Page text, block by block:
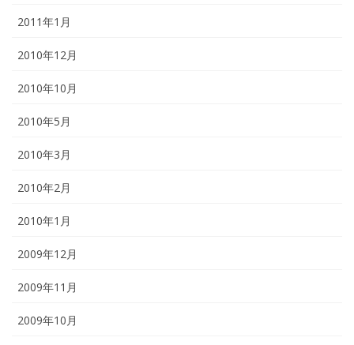
2011年1月
2010年12月
2010年10月
2010年5月
2010年3月
2010年2月
2010年1月
2009年12月
2009年11月
2009年10月